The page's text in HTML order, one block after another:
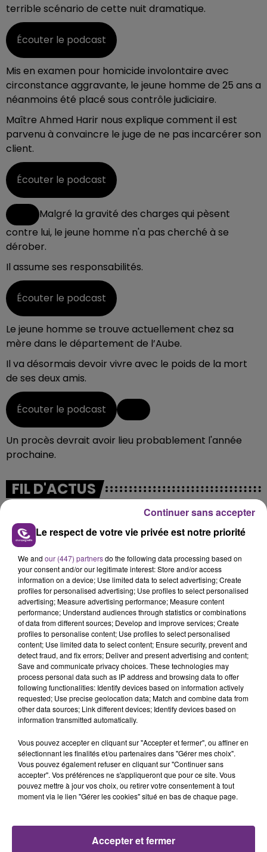
terrible scénario de cette nuit dramatique.
Écouter le podcast
Mis en examen pour homicide involontaire avec
circonstance aggravante, le jeune homme de 25 ans a
néanmoins été placé sous contrôle judiciaire.
Maître Ahmed Harir nous explique comment il est
parvenu à convaincre le juge de ne pas incarcérer son
client.
Écouter le podcast
Malgré la gravité des charges qui pèsent
contre lui, le jeune homme n'a pas cherché à se
dérober.
Il assume ses responsabilités.
Écouter le podcast
Le jeune homme se trouve actuellement chez sa
mère dans le département de l’Aube.
Il va désormais devoir vivre avec le poids de la mort
de ses deux amis.
Écouter le podcast
Un procès devrait avoir lieu probablement l'année
prochaine.
FIL D'ACTUS
LA CENTRALE NUCLÉAIRE DE CHOOZ
TOUJOURS À L'ARRÊT
Cela fait déjà une semaine que la centrale
nucléaire ardennaise est à l'arrêt. Une situation
justifiée par la sécheresse intense qui est toujours
présente.
LE MAGASIN JOUÉCLUB DE REIMS FERME
SES PORTES
C'était l'une des institutions du centre-ville
fermer ses portes.
TITRES DIFFUSÉS
Le respect de votre vie privée est notre priorité
We and our (447) partnersdo the following data processing based on
your consent and/or our legitimate interest: Store and/or access
information on a device; Use limited data to select advertising; Create
profiles for personalised advertising; Use profiles to select personalised
advertising; Measure advertising performance; Measure content
performance; Understand audiences through statistics or combinations
of data from different sources; Develop and improve services; Create
profiles to personalise content; Use profiles to select personalised
content; Use limited data to select content; Ensure security, prevent and
detect fraud, and fix errors; Deliver and present advertising and content;
Save and communicate privacy choices. These technologies may
process personal data such as IP address and browsing data to offer
following functionalities: Identify devices based on information actively
requested; Use precise geolocation data; Match and combine data from
other data sources; Link different devices; Identify devices based on
information transmitted automatically.
Vous pouvez accepter en cliquant sur "Accepter et fermer", ou affiner en
sélectionnant les finalités et/ou partenaires dans "Gérer mes choix".
Vous pouvez également refuser en cliquant sur "Continuer sans
accepter". Vos préférences ne s'appliqueront que pour ce site. Vous
pouvez mettre à jour vos choix, ou retirer votre consentement à tout
moment via le lien "Gérer les cookies" situé en bas de chaque page.
Accepter et fermer
Continuer sans accepter